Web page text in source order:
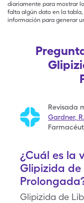
diariamente para mostrar
falta algún dato en la
información para generar
Revisada
Gardner,
¿Cuál es la
Glipizida
Glipizida de